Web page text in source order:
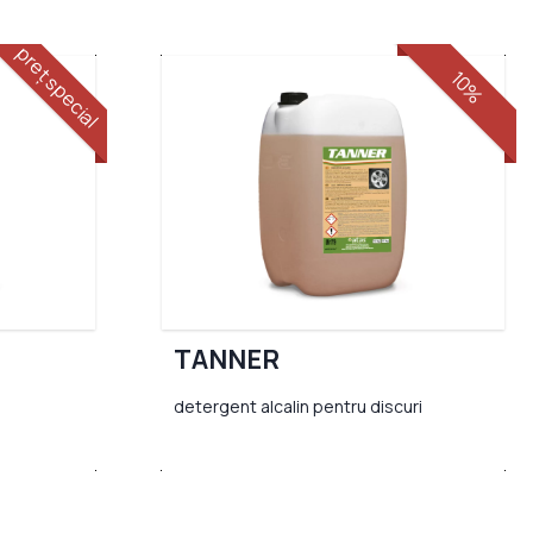
preț special 10%
TANNER
detergent alcalin pentru discuri